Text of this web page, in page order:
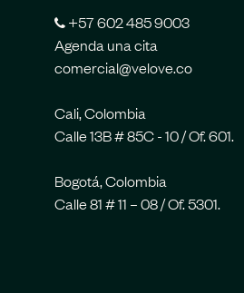
+57 602 485 9003
Agenda una cita
comercial@velove.co
Cali, Colombia
Calle 13B # 85C - 10 / Of. 601.
Bogotá, Colombia
Calle 81 # 11 – 08 / Of. 5301.